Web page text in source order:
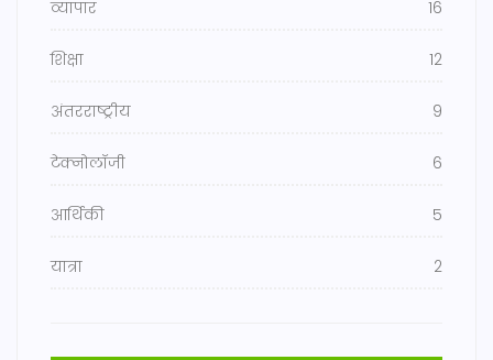
व्यापार 16
शिक्षा 12
अंतरराष्ट्रीय 9
टेक्नोलॉजी 6
आर्थिकी 5
यात्रा 2